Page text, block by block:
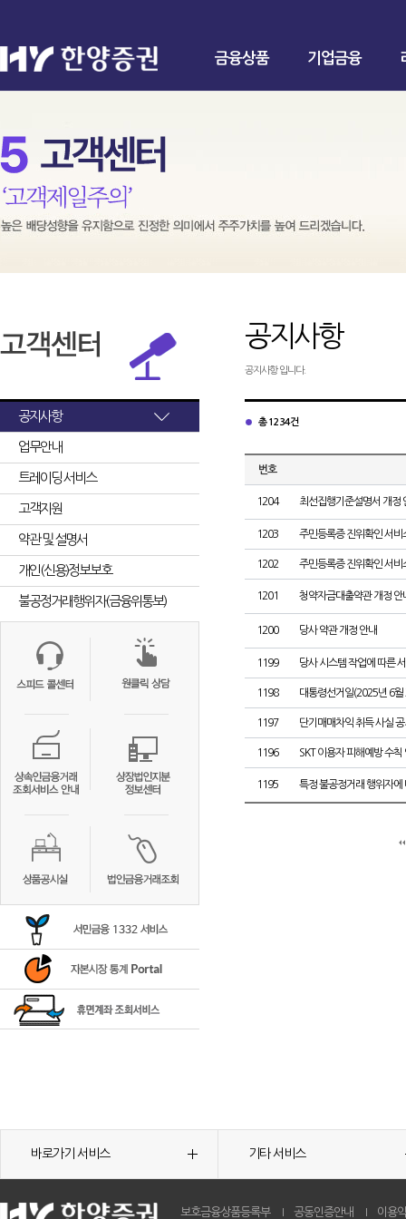
금융상품 기업금융
공지사항
업무안내
트레이딩 서비스
고객지원
약관 및 설명서
개인(신용)정보보호
불공정거래행위자(금융위통보)
공지사항
공지사항 입니다.
총 1234건
번호
1204 최선집행기준설명서 개정
1203 주민등록증 진위확인 서비
1202 주민등록증 진위확인 서비
1201 청약자금대출약관 개정 안
1200 당사 약관 개정 안내
1199 당사 시스템 작업에 따른
1198 대통령선거일(2025년 6월
1197 단기매매차익 취득 사실 공
1196 SKT 이용자 피해예방 수칙
1195 특정 불공정거래 행위자에
바로가기 서비스 기타 서비스
보호금융상품등록부 공동인증안내 이용